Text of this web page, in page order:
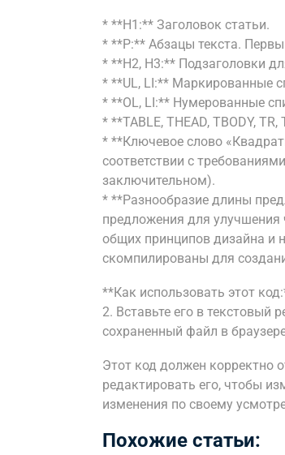
* **H1:** Заголовок статьи.
* **P:** Абзацы текста.
* **H2, H3:** Подзаголовки
* **UL, LI:** Маркированные
* **OL, LI:** Нумерованные
* **TABLE, THEAD, TBODY,
* **Ключевое слово
соответствии с
заключительном).
* **Разнообразие длины
предложения для улучшения
общих принципов дизайна и
скомпилированы для
**Как использовать этот
2. Вставьте его в текстовый
сохраненный файл в
Этот код должен корректно
редактировать его, чтобы
изменения по своему
Похожие статьи: